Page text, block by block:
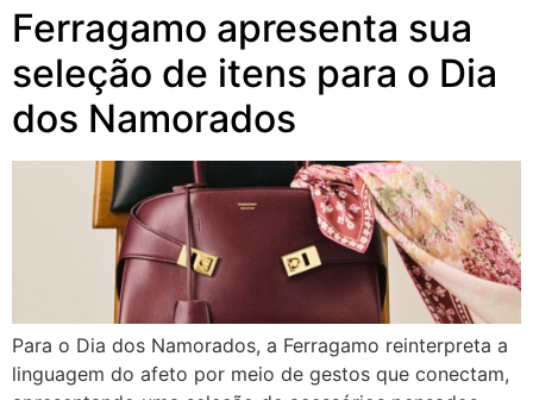
Ferragamo apresenta sua
seleção de itens para o Dia
dos Namorados
Para o Dia dos Namorados, a Ferragamo reinterpreta a
linguagem do afeto por meio de gestos que conectam,